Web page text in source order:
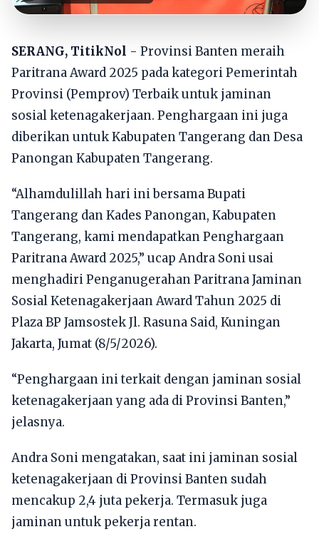
SERANG, TitikNol - Provinsi Banten meraih
Paritrana Award 2025 pada kategori Pemerintah
Provinsi (Pemprov) Terbaik untuk jaminan
sosial ketenagakerjaan. Penghargaan ini juga
diberikan untuk Kabupaten Tangerang dan Desa
Panongan Kabupaten Tangerang.
“Alhamdulillah hari ini bersama Bupati
Tangerang dan Kades Panongan, Kabupaten
Tangerang, kami mendapatkan Penghargaan
Paritrana Award 2025,” ucap Andra Soni usai
menghadiri Penganugerahan Paritrana Jaminan
Sosial Ketenagakerjaan Award Tahun 2025 di
Plaza BP Jamsostek Jl. Rasuna Said, Kuningan
Jakarta, Jumat (8/5/2026).
“Penghargaan ini terkait dengan jaminan sosial
ketenagakerjaan yang ada di Provinsi Banten,”
jelasnya.
Andra Soni mengatakan, saat ini jaminan sosial
ketenagakerjaan di Provinsi Banten sudah
mencakup 2,4 juta pekerja. Termasuk juga
jaminan untuk pekerja rentan.